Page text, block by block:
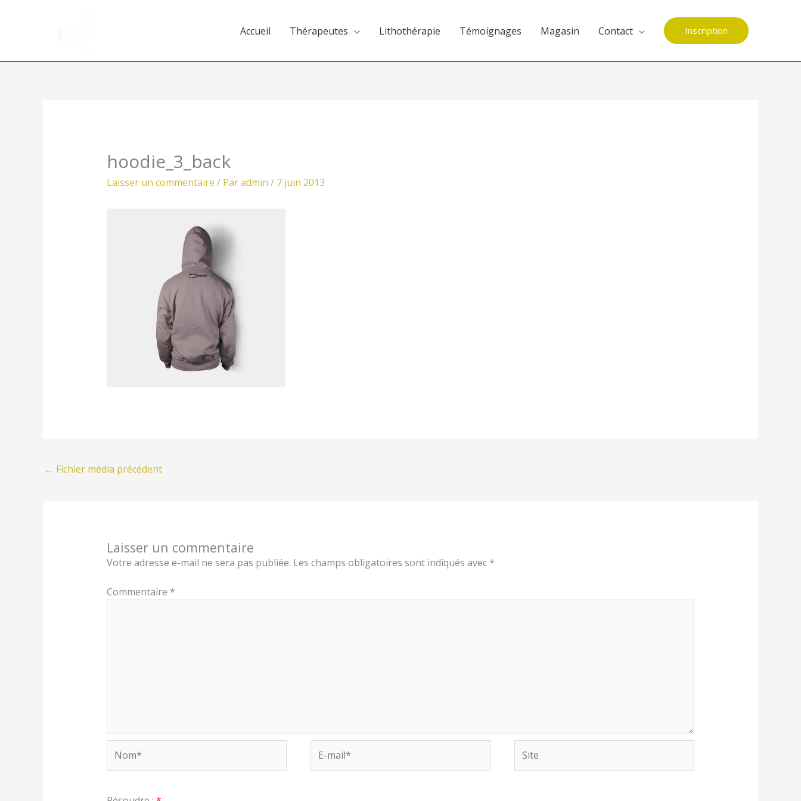
Accueil Thérapeutes Lithothérapie Témoignages Magasin Contact Inscription
hoodie_3_back
Laisser un commentaire / Paradmin / 7 juin 2013
← Fichier média précédent
Laisser un commentaire
Votre adresse e-mail ne sera pas publiée. Les champs obligatoires sont indiqués avec *
Commentaire *
mail*